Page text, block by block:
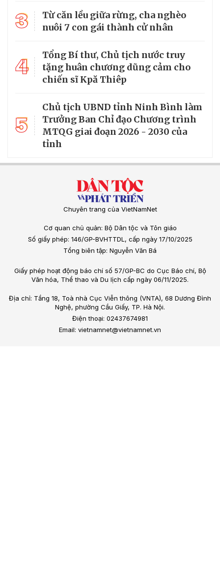
3
Từ căn lều giữa rừng, cha nghèo
nuôi 7 con gái thành cử nhân
4
Tổng Bí thư, Chủ tịch nước truy
tặng huân chương dũng cảm cho
chiến sĩ Kpă Thiêp
5
Chủ tịch UBND tỉnh Ninh Bình làm
Trưởng Ban Chỉ đạo Chương trình
MTQG giai đoạn 2026 - 2030 của
tỉnh
Chuyên trang của VietNamNet
Cơ quan chủ quản: Bộ Dân tộc và Tôn giáo
Số giấy phép: 146/GP-BVHTTDL, cấp ngày 17/10/2025
Tổng biên tập: Nguyễn Văn Bá
Giấy phép hoạt động báo chí số 57/GP-BC do Cục Báo chí, Bộ
Văn hóa, Thể thao và Du lịch cấp ngày 06/11/2025.
Địa chỉ: Tầng 18, Toà nhà Cục Viễn thông (VNTA), 68 Dương Đình
Nghệ, phường Cầu Giấy, TP. Hà Nội.
Điện thoại: 02437674981
Email: vietnamnet@vietnamnet.vn